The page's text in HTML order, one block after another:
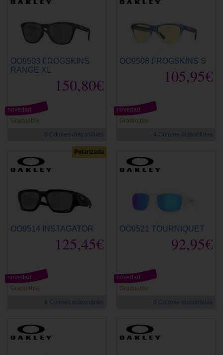
OO9503 FROGSKINS
RANGE XL
150,80€
Graduable
novedad
8 Colores disponibles
OO9508 FROGSKINS S
105,95€
Graduable
novedad
4 Colores disponibles
Polarizada
OO9514 INSTAGATOR
125,45€
Graduable
novedad
9 Colores disponibles
OO9521 TOURNIQUET
92,95€
Graduable
novedad
6 Colores disponibles